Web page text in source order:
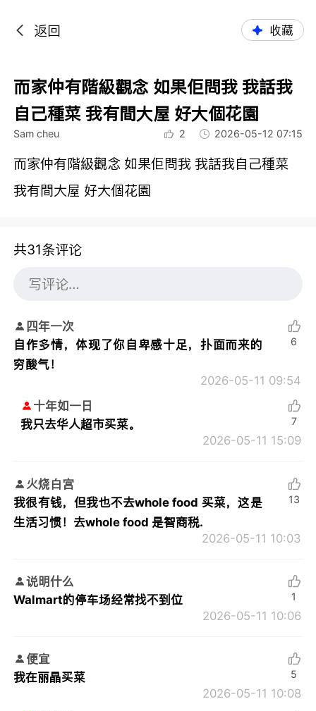
返回 收藏
而家仲有階級觀念 如果佢問我 我話我
自己種菜 我有間大屋 好大個花園
Sam cheu 2 2026-05-12 07:15
而家仲有階級觀念 如果佢問我 我話我自己種菜
我有間大屋 好大個花園
共31条评论
四年一次
自作多情，体现了你自卑感十足，扑面而来的
穷酸气！
2026-05-11 09:54
6
十年如一日
我只去华人超市买菜。
2026-05-11 15:09
7
火烧白宫
我很有钱，但我也不去whole food 买菜，这是
生活习惯！去whole food 是智商税.
2026-05-11 10:03
13
说明什么
Walmart的停车场经常找不到位
2026-05-11 10:06
1
便宜
我在丽晶买菜
2026-05-11 10:08
5